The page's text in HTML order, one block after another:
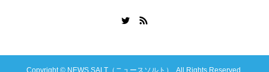
Copyright © NEWS SALT（ニュースソルト）. All Rights Reserved.